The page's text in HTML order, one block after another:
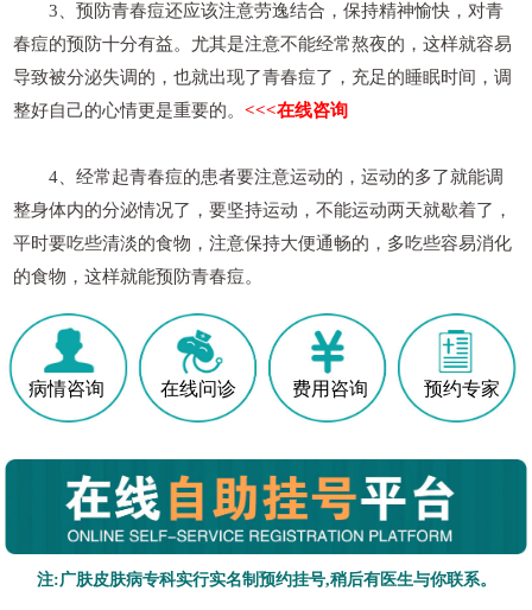
3、预防青春痘还应该注意劳逸结合，保持精神愉快，对青
春痘的预防十分有益。尤其是注意不能经常熬夜的，这样就容易
导致被分泌失调的，也就出现了青春痘了，充足的睡眠时间，调
整好自己的心情更是重要的。<<<在线咨询
4、经常起青春痘的患者要注意运动的，运动的多了就能调
整身体内的分泌情况了，要坚持运动，不能运动两天就歇着了，
平时要吃些清淡的食物，注意保持大便通畅的，多吃些容易消化
的食物，这样就能预防青春痘。
病情咨询 在线问诊 费用咨询 预约专家
注:广肤皮肤病专科实行实名制预约挂号,稍后有医生与你联系。